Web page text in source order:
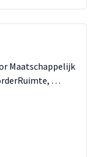
Maatschappelijk
…